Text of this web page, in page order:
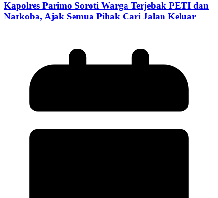
Kapolres Parimo Soroti Warga Terjebak PETI dan
Narkoba, Ajak Semua Pihak Cari Jalan Keluar